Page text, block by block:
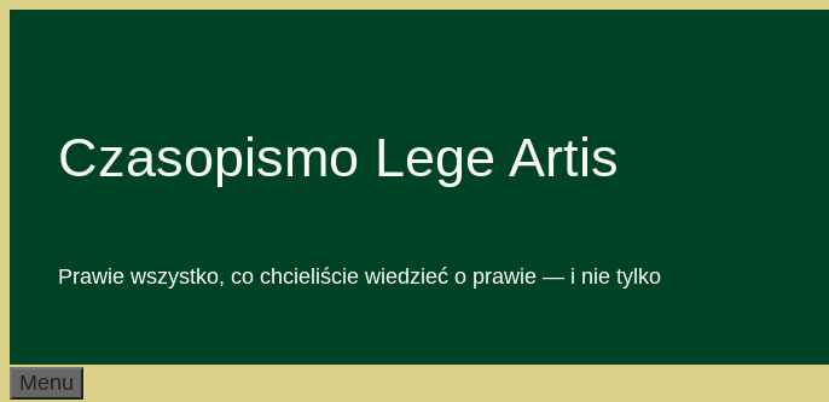
Czasopismo Lege Artis
Prawie wszystko, co chcieliście wiedzieć o prawie — i nie tylko
Menu